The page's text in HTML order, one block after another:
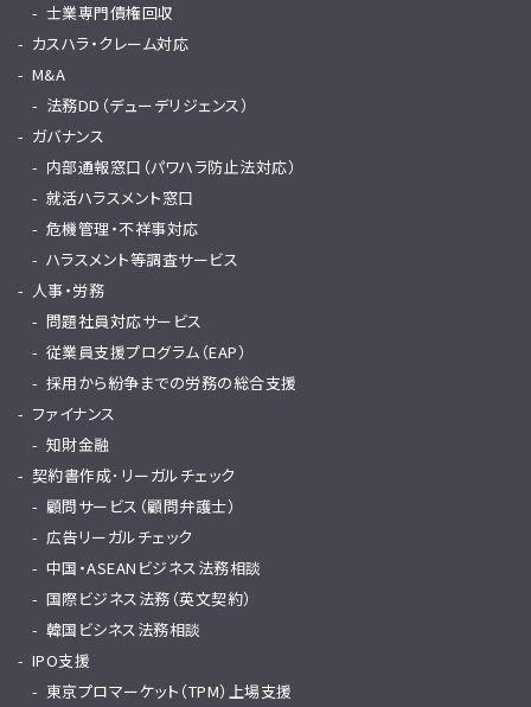
士業専門債権回収
カスハラ・クレーム対応
M&A
法務DD（デューデリジェンス）
ガバナンス
内部通報窓口（パワハラ防止法対応）
就活ハラスメント窓口
危機管理・不祥事対応
ハラスメント等調査サービス
人事・労務
問題社員対応サービス
従業員支援プログラム（EAP）
採用から紛争までの労務の総合支援
ファイナンス
知財金融
契約書作成･リーガルチェック
顧問サービス（顧問弁護士）
広告リーガルチェック
中国・ASEANビジネス法務相談
国際ビジネス法務（英文契約）
韓国ビシネス法務相談
IPO支援
東京プロマーケット（TPM）上場支援